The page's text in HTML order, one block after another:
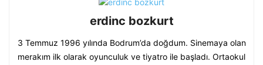
erdinc bozkurt
3 Temmuz 1996 yılında Bodrum’da doğdum. Sinemaya olan
merakım ilk olarak oyunculuk ve tiyatro ile başladı. Ortaokul